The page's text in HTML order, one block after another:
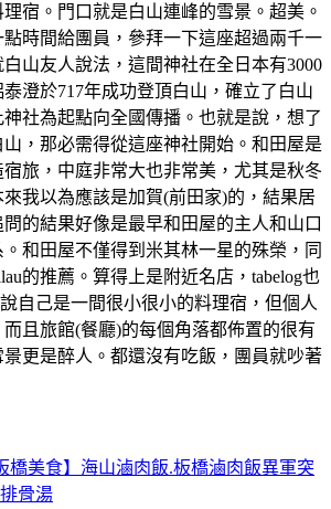
宿。門口就是白山連峰的雪景。超美。
時間給團員，參拜一下這座超過兩千一
山友人說法，這間神社在全日本有3000
澄於717年成功登頂白山，確立了白山
社為起點向全國傳播。也就是說，想了
，那必需得從這座神社開始。和田屋是
旅，中庭非常大也非常美，尤其是秋冬
我以為應該是加賀(前田家)的，結果居
的結果好像是最早和田屋的主人和山口
和田屋不僅得到米其林一星的殊榮，同
的推薦。算得上是附近名店，tabelog也
自己是一間很小很小的料理宿，但個人
且旅館(餐廳)的每個角落都佈置的很有
景更是醉人。都還沒有吃飯，團員就吵著
橋美食】海山滷肉飯.板橋滷肉飯異軍突
骨湯